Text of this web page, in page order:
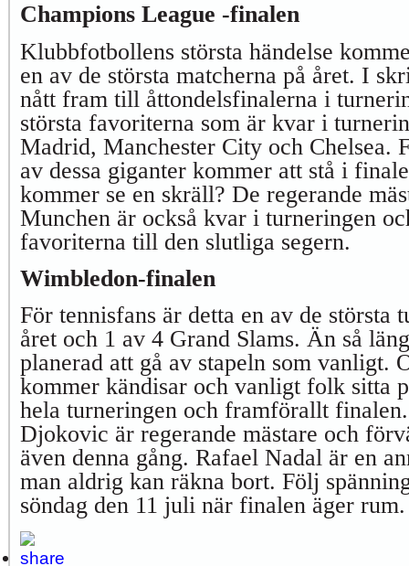
Champions League -finalen
Klubbfotbollens största händelse
en av de största matcherna på året. I
nått fram till åttondelsfinalerna i
största favoriterna som är kvar i
Madrid, Manchester City och Chelsea.
av dessa giganter kommer att stå i
kommer se en skräll? De regerande
Munchen är också kvar i turneringen
favoriterna till den slutliga segern.
Wimbledon-finalen
För tennisfans är detta en av de största
året och 1 av 4 Grand Slams. Än så
planerad att gå av stapeln som vanligt.
kommer kändisar och vanligt folk sitta
hela turneringen och framförallt
Djokovic är regerande mästare och
även denna gång. Rafael Nadal är en
man aldrig kan räkna bort. Följ
söndag den 11 juli när finalen äger rum.